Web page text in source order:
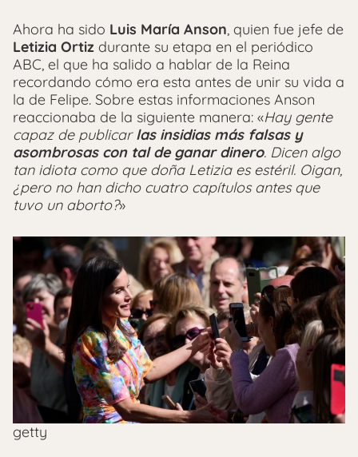
Ahora ha sido Luis María Anson, quien fue jefe de
Letizia Ortiz durante su etapa en el periódico
ABC, el que ha salido a hablar de la Reina
recordando cómo era esta antes de unir su vida a
la de Felipe. Sobre estas informaciones Anson
reaccionaba de la siguiente manera: «Hay gente
capaz de publicarlas insidias más falsas y
asombrosas con tal de ganar dinero. Dicen algo
tan idiota como que doña Letizia es estéril. Oigan,
¿pero no han dicho cuatro capítulos antes que
tuvo un aborto?»
getty